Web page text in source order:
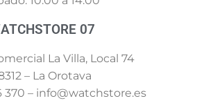
07
La Villa, Local 74
– La Orotava
370 – info@watchstore.es